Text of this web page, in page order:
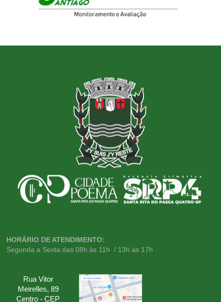
HORÁRIO DE ATENDIMENTO:
Segunda a Sexta das 08h às 11h / 13h às 17h
Rua Vitor
Meirelles, 89
Centro - CEP